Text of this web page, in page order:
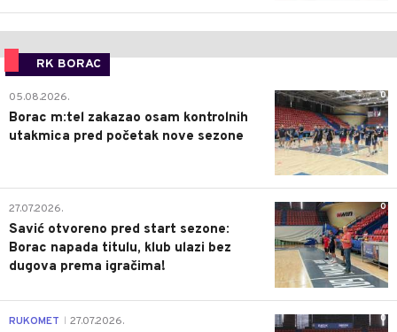
RK BORAC
0
05.08.2026.
Borac m:tel zakazao osam kontrolnih
utakmica pred početak nove sezone
0
27.07.2026.
Savić otvoreno pred start sezone:
Borac napada titulu, klub ulazi bez
dugova prema igračima!
0
RUKOMET 27.07.2026.